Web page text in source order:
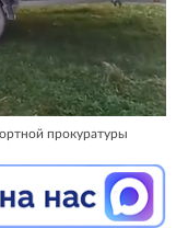
прокуратуры